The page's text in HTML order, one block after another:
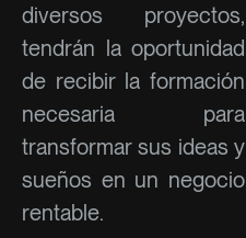
diversos proyectos,
tendrán la oportunidad
de recibir la formación
necesaria para
transformar sus ideas y
sueños en un negocio
rentable.